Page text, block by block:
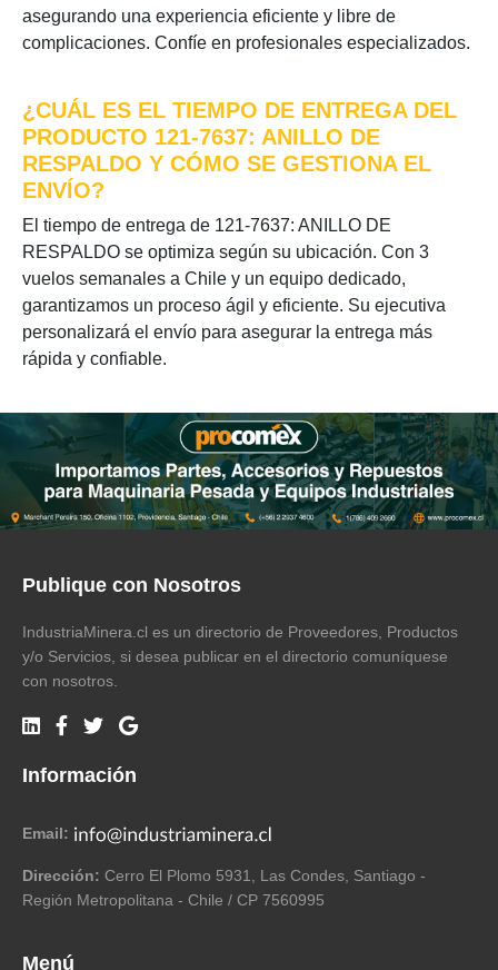
asegurando una experiencia eficiente y libre de
complicaciones. Confíe en profesionales especializados.
¿CUÁL ES EL TIEMPO DE ENTREGA DEL
PRODUCTO 121-7637: ANILLO DE
RESPALDO Y CÓMO SE GESTIONA EL
ENVÍO?
El tiempo de entrega de 121-7637: ANILLO DE
RESPALDO se optimiza según su ubicación. Con 3
vuelos semanales a Chile y un equipo dedicado,
garantizamos un proceso ágil y eficiente. Su ejecutiva
personalizará el envío para asegurar la entrega más
rápida y confiable.
Publique con Nosotros
IndustriaMinera.cl es un directorio de Proveedores, Productos
y/o Servicios, si desea publicar en el directorio comuníquese
con nosotros.
Información
Email:
Dirección: Cerro El Plomo 5931, Las Condes, Santiago -
Región Metropolitana - Chile / CP 7560995
Menú